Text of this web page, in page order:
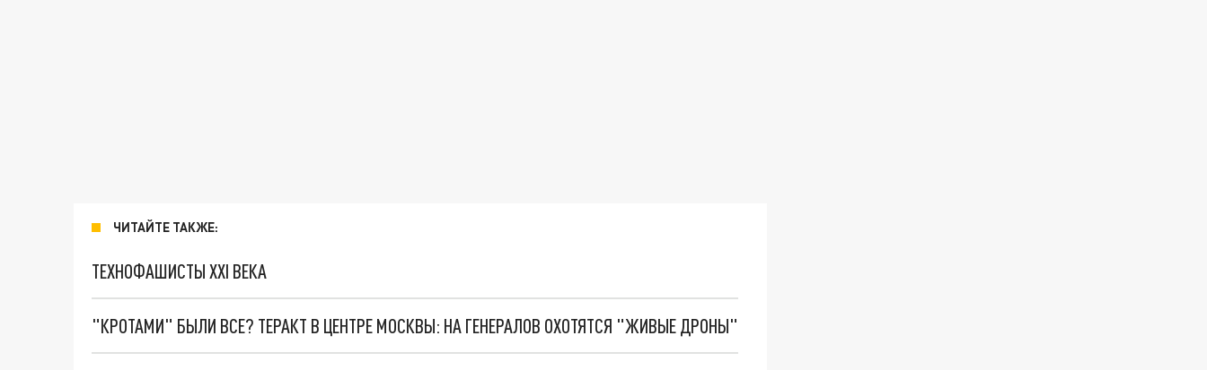
ЧИТАЙТЕ ТАКЖЕ:
ТЕХНОФАШИСТЫ XXI ВЕКА
"КРОТАМИ" БЫЛИ ВСЕ? ТЕРАКТ В ЦЕНТРЕ МОСКВЫ: НА ГЕНЕРАЛОВ ОХОТЯТСЯ "ЖИВЫЕ ДРОНЫ"